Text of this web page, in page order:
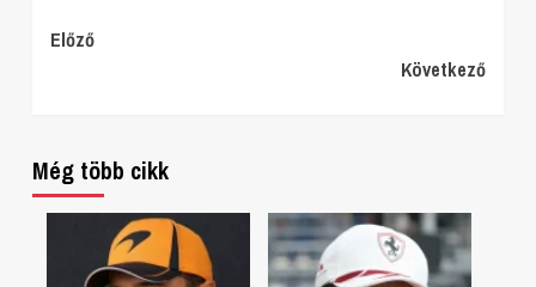
Continue
Előző
Következő
Még több cikk